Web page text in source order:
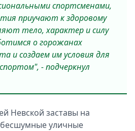
спортсменами,
приучают к здоровому
тело, характер и силу
о горожанах
и создаем им условия для
- подчеркнул
Невской заставы на
уличные